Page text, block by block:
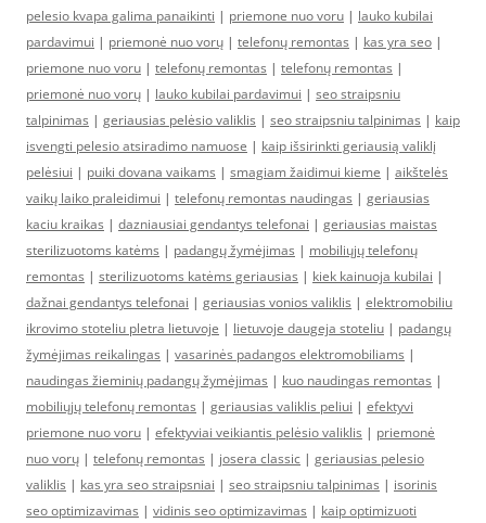
pelesio kvapa galima panaikinti | priemone nuo voru | lauko kubilai
pardavimui | priemonė nuo vorų | telefonų remontas | kas yra seo |
priemone nuo voru | telefonų remontas | telefonų remontas |
priemonė nuo vorų | lauko kubilai pardavimui | seo straipsniu
talpinimas | geriausias pelėsio valiklis | seo straipsniu talpinimas | kaip
isvengti pelesio atsiradimo namuose | kaip išsirinkti geriausią valiklį
pelėsiui | puiki dovana vaikams | smagiam žaidimui kieme | aikštelės
vaikų laiko praleidimui | telefonų remontas naudingas | geriausias
kaciu kraikas | dazniausiai gendantys telefonai | geriausias maistas
sterilizuotoms katėms | padangų žymėjimas | mobiliųjų telefonų
remontas | sterilizuotoms katėms geriausias | kiek kainuoja kubilai |
dažnai gendantys telefonai | geriausias vonios valiklis | elektromobiliu
ikrovimo stoteliu pletra lietuvoje | lietuvoje daugeja stoteliu | padangų
žymėjimas reikalingas | vasarinės padangos elektromobiliams |
naudingas žieminių padangų žymėjimas | kuo naudingas remontas |
mobiliųjų telefonų remontas | geriausias valiklis peliui | efektyvi
priemone nuo voru | efektyviai veikiantis pelėsio valiklis | priemonė
nuo vorų | telefonų remontas | josera classic | geriausias pelesio
valiklis | kas yra seo straipsniai | seo straipsniu talpinimas | isorinis
seo optimizavimas | vidinis seo optimizavimas | kaip optimizuoti